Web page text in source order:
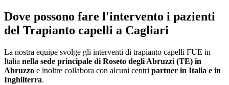
Dove possono fare l'intervento i pazienti
del Trapianto capelli a Cagliari
La nostra equipe svolge gli interventi di trapianto capelli FUE in
Italia nella sede principale di Roseto degli Abruzzi (TE) in
Abruzzo e inoltre collabora con alcuni centri partner in Italia e in
Inghilterra.